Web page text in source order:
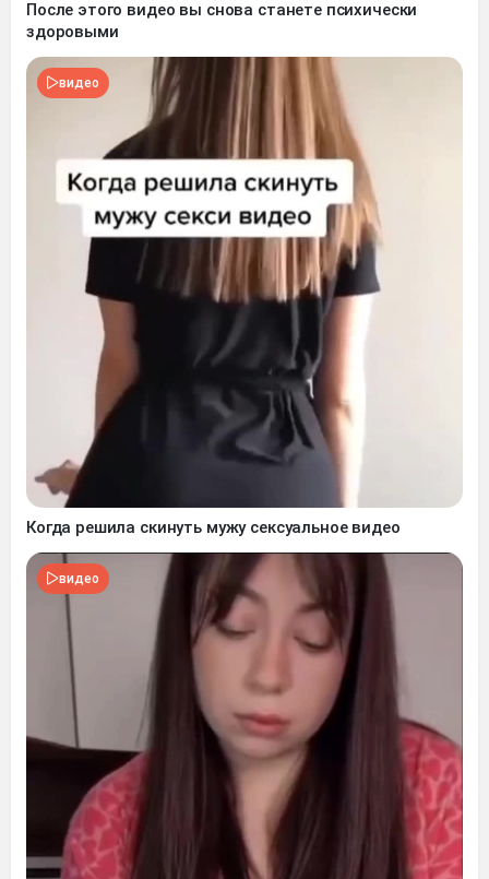
После этого видео вы снова станете психически
здоровыми
видео
Когда решила скинуть мужу сексуальное видео
видео